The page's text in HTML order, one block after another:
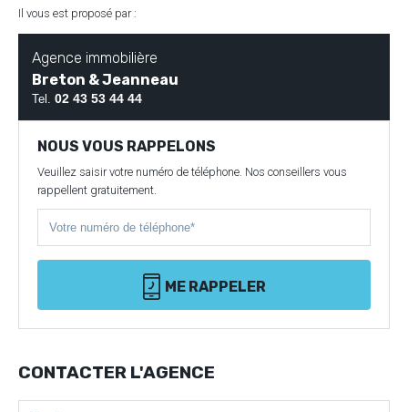
Il vous est proposé par :
Agence immobilière
Breton & Jeanneau
Tel. 02 43 53 44 44
NOUS VOUS RAPPELONS
Veuillez saisir votre numéro de téléphone. Nos conseillers vous
rappellent gratuitement.
ME RAPPELER
CONTACTER L'AGENCE